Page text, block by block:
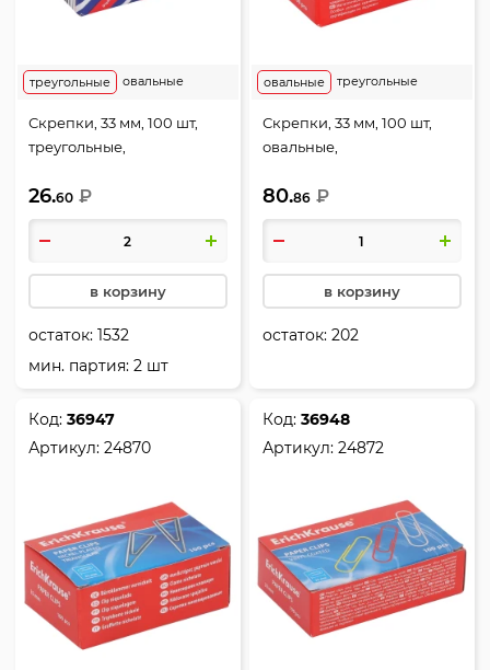
треугольные овальные
Скрепки, 33 мм, 100 шт,
треугольные,
серебро, картонная
коробка, Attomex, 4135306
26.60 ₽
в корзину
остаток:1532
мин. партия: 2 шт
треугольные
овальные
Скрепки, 33 мм, 100 шт,
овальные,
серебро, картонная
коробка, Erich Krause,
7856
80.86 ₽
в корзину
остаток:202
Код:36947
Артикул:24870
Код:36948
Артикул:24872